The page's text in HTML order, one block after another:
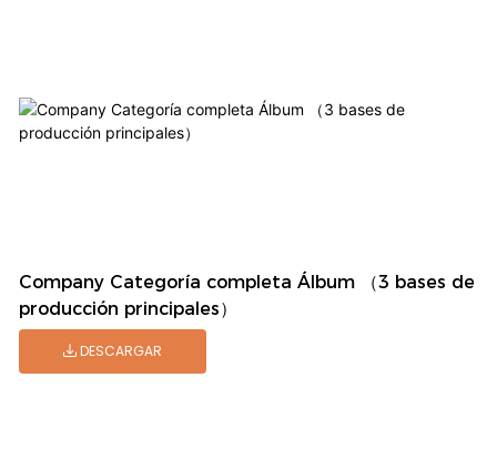
Company Categoría completa Álbum （3 bases de
producción principales）
DESCARGAR